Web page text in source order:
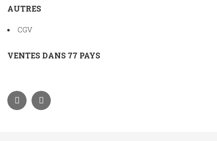
AUTRES
CGV
VENTES DANS 77 PAYS